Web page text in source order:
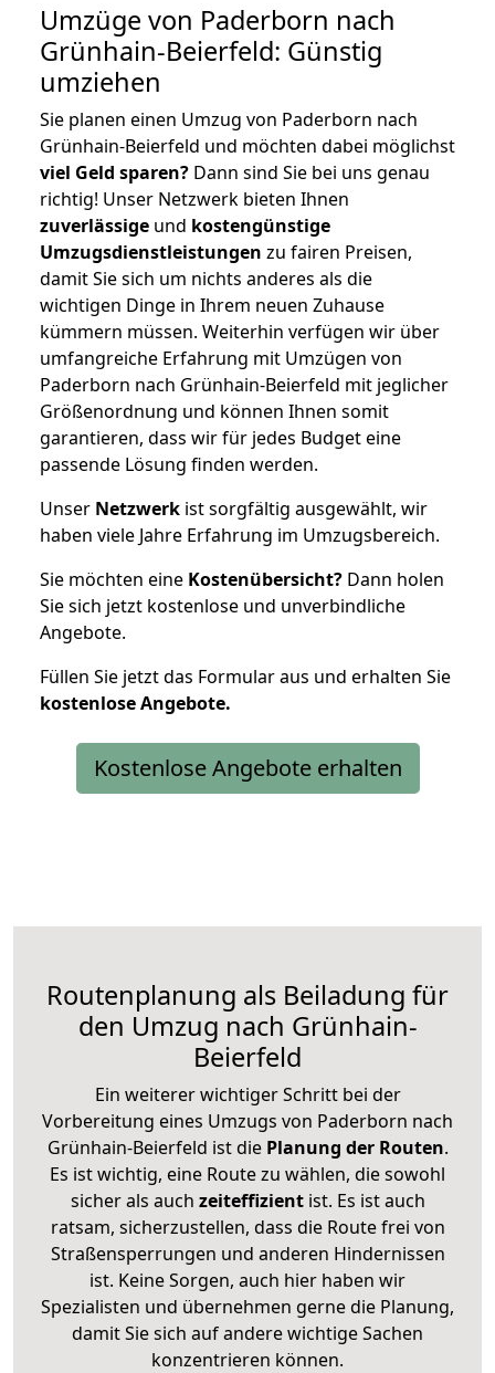
Umzüge von Paderborn nach
Grünhain-Beierfeld: Günstig
umziehen
Sie planen einen Umzug von Paderborn nach
Grünhain-Beierfeld und möchten dabei möglichst
viel Geld sparen? Dann sind Sie bei uns genau
richtig! Unser Netzwerk bieten Ihnen
zuverlässige und kostengünstige
Umzugsdienstleistungen zu fairen Preisen,
damit Sie sich um nichts anderes als die
wichtigen Dinge in Ihrem neuen Zuhause
kümmern müssen. Weiterhin verfügen wir über
umfangreiche Erfahrung mit Umzügen von
Paderborn nach Grünhain-Beierfeld mit jeglicher
Größenordnung und können Ihnen somit
garantieren, dass wir für jedes Budget eine
passende Lösung finden werden.
Unser Netzwerk ist sorgfältig ausgewählt, wir
haben viele Jahre Erfahrung im Umzugsbereich.
Sie möchten eine Kostenübersicht? Dann holen
Sie sich jetzt kostenlose und unverbindliche
Angebote.
Füllen Sie jetzt das Formular aus und erhalten Sie
kostenloseAngebote.
Kostenlose Angebote erhalten
Routenplanung als Beiladung für
den Umzug nach Grünhain-
Beierfeld
Ein weiterer wichtiger Schritt bei der
Vorbereitung eines Umzugs von Paderborn nach
Grünhain-Beierfeld ist diePlanung der Routen.
Es ist wichtig, eine Route zu wählen, die sowohl
sicher als auch zeiteffizientist. Es ist auch
ratsam, sicherzustellen, dass die Route frei von
Straßensperrungen und anderen Hindernissen
ist. Keine Sorgen, auch hier haben wir
Spezialisten und übernehmen gerne die Planung,
damit Sie sich auf andere wichtige Sachen
konzentrieren können.